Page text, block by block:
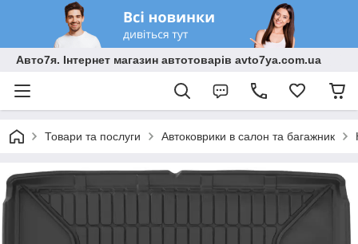
Авто7я. Інтернет магазин автотоварів avto7ya.com.ua
Товари та послуги Автоковрики в салон та багажник